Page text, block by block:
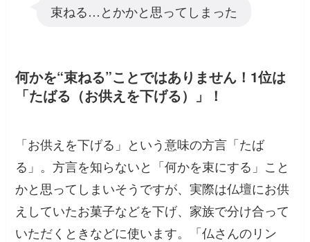
束ねる…とかかと思ってしまった
何かを“束ねる”ことではありません！1位は
「たばる（お供えを下げる）」！
「お供えを下げる」という意味の方言「たば
る」。方言を知らないと「何かを束にする」こと
かと思ってしまいそうですが、実際は仏壇にお供
えしていたお菓子などを下げ、家族で分け合って
いただくときなどに使います。「仏さんのリン